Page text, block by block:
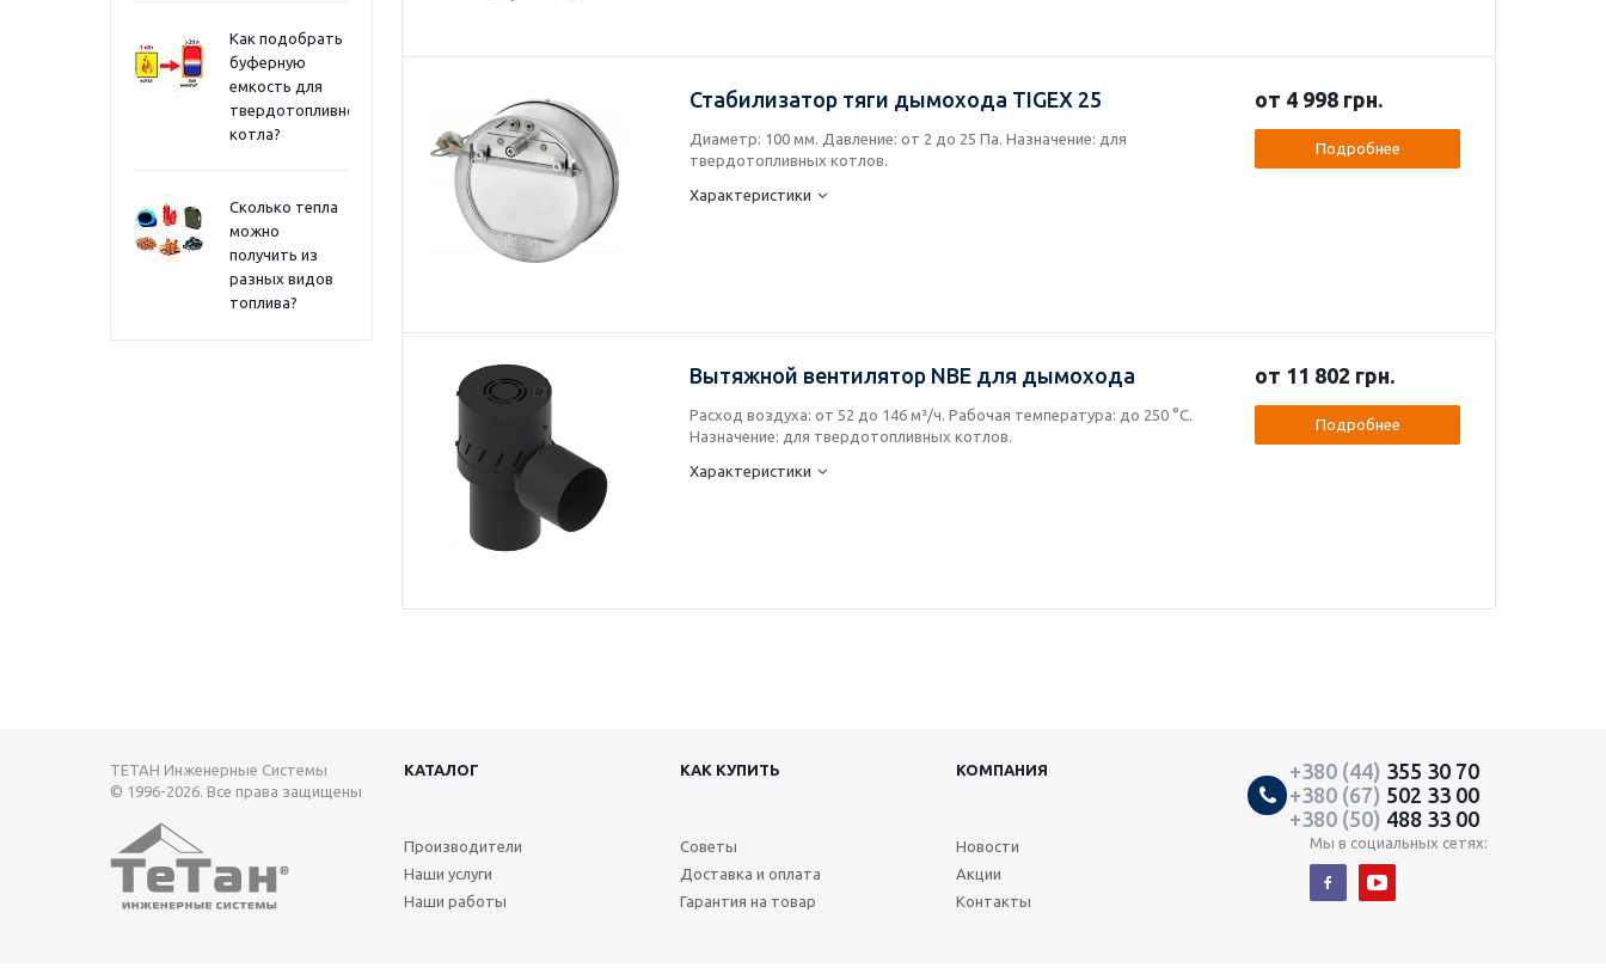
Как подобрать
буферную
емкость для
твердотопливного
котла?
Сколько тепла
можно
получить из
разных видов
топлива?
Стабилизатор тяги дымохода TIGEX 25
Диаметр: 100 мм. Давление: от 2 до 25 Па. Назначение: для
твердотопливных котлов.
Характеристики
от 4 998 грн.
Подробнее
Вытяжной вентилятор NBE для дымохода
Расход воздуха: от 52 до 146 м³/ч. Рабочая температура: до 250 °C.
Назначение: для твердотопливных котлов.
Характеристики
от 11 802 грн.
Подробнее
ТЕТАН Инженерные Системы
© 1996-2026. Все права защищены
КАТАЛОГ КАК КУПИТЬ КОМПАНИЯ
Производители
Наши услуги
Наши работы
Советы
Доставка и оплата
Гарантия на товар
Новости
Акции
Контакты
+380 (44) 355 30 70
+380 (67) 502 33 00
+380 (50) 488 33 00
Мы в социальных сетях: